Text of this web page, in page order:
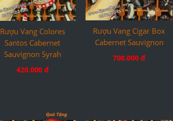
Rượu Vang Colores
Santos Cabernet
Sauvignon Syrah
420.000 đ
Rượu Vang Cigar Box
Cabernet Sauvignon
700.000 đ